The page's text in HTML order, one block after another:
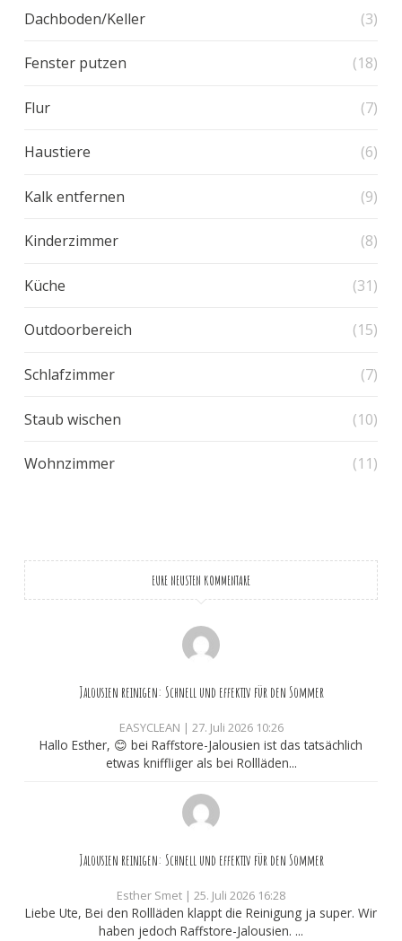
Dachboden/Keller (3)
Fenster putzen (18)
Flur (7)
Haustiere (6)
Kalk entfernen (9)
Kinderzimmer (8)
Küche (31)
Outdoorbereich (15)
Schlafzimmer (7)
Staub wischen (10)
Wohnzimmer (11)
EURE NEUSTEN KOMMENTARE
Jalousien reinigen: Schnell und effektiv für den Sommer
EASYCLEAN | 27. Juli 2026 10:26
Hallo Esther, 😊 bei Raffstore-Jalousien ist das tatsächlich
etwas kniffliger als bei Rollläden...
Jalousien reinigen: Schnell und effektiv für den Sommer
Esther Smet | 25. Juli 2026 16:28
Liebe Ute, Bei den Rollläden klappt die Reinigung ja super. Wir
haben jedoch Raffstore-Jalousien. ...